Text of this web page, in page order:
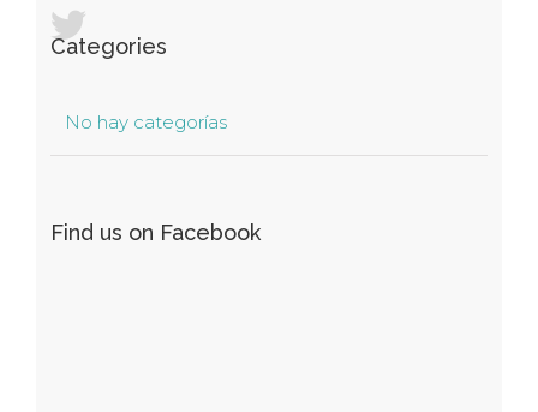
Categories
No hay categorías
Find us on Facebook